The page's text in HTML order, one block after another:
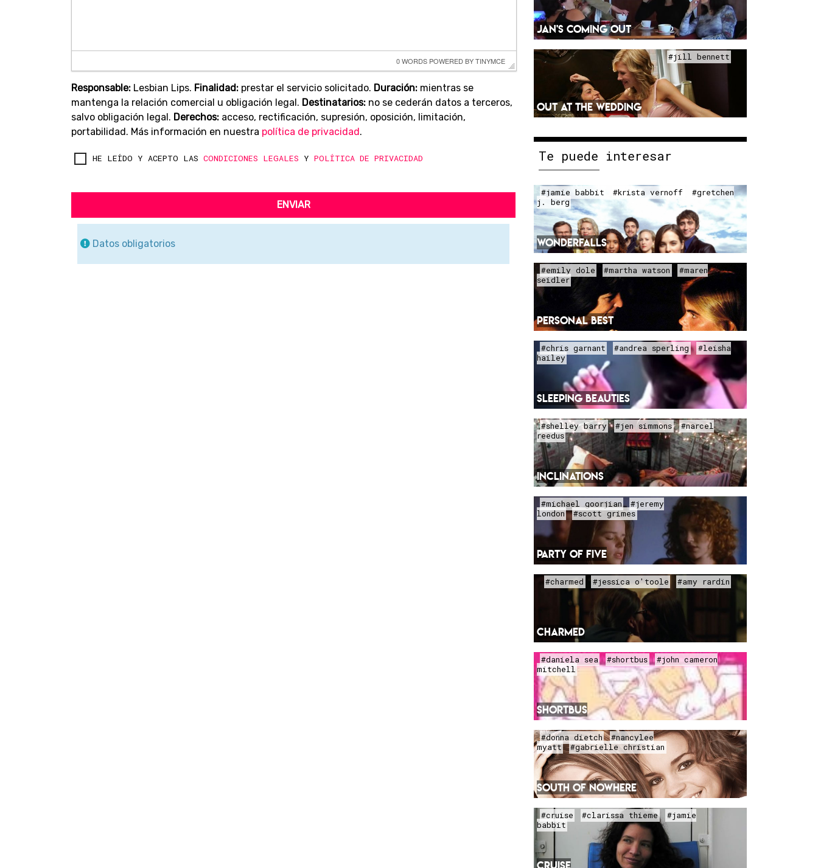
0 WORDS POWERED BY TINYMCE
Responsable: Lesbian Lips. Finalidad: prestar el servicio solicitado. Duración: mientras se
mantenga la relación comercial u obligación legal. Destinatarios: no se cederán datos a terceros,
salvo obligación legal. Derechos: acceso, rectificación, supresión, oposición, limitación,
portabilidad. Más información en nuestra política de privacidad.
HE LEÍDO Y ACEPTO LAS CONDICIONES LEGALES Y POLÍTICA DE PRIVACIDAD
ENVIAR
Datos obligatorios
JAN'S COMING OUT
#jill bennett
OUT AT THE WEDDING
Te puede interesar
#jamie babbit #krista vernoff
#gretchen
j. berg
WONDERFALLS
#emily dole #martha watson
#maren
seidler
PERSONAL BEST
#chris garnant #andrea sperling
#leisha
hailey
SLEEPING BEAUTIES
#shelley barry #jen simmons
#narcel
reedus
INCLINATIONS
#michael goorjian
#jeremy
london
#scott grimes
PARTY OF FIVE
#charmed #jessica o'toole #amy rardin
CHARMED
#daniela sea #shortbus
#john cameron
mitchell
SHORTBUS
#donna dietch
#nancylee
myatt
#gabrielle christian
SOUTH OF NOWHERE
#cruise #clarissa thieme
#jamie
babbit